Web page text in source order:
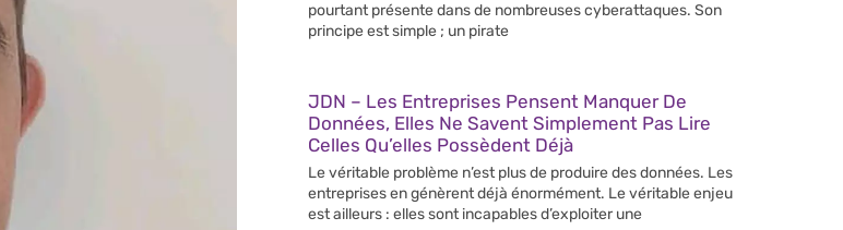
pourtant présente dans de nombreuses cyberattaques. Son
principe est simple ; un pirate
JDN – Les Entreprises Pensent Manquer De
Données, Elles Ne Savent Simplement Pas Lire
Celles Qu’elles Possèdent Déjà
Le véritable problème n’est plus de produire des données. Les
entreprises en génèrent déjà énormément. Le véritable enjeu
est ailleurs : elles sont incapables d’exploiter une